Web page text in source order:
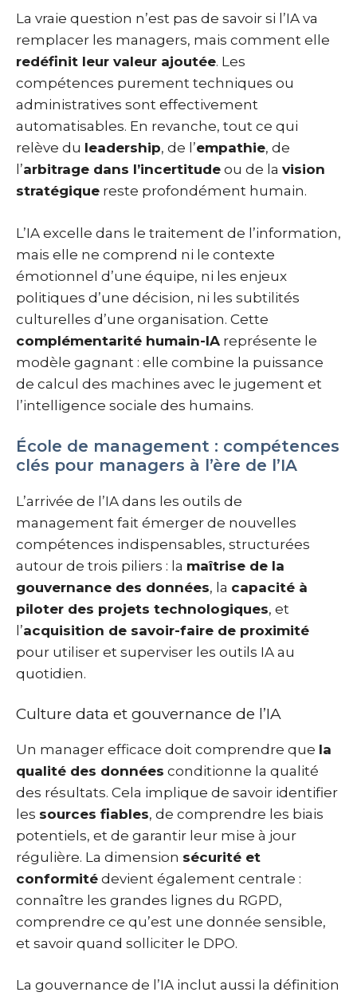
La vraie question n’est pas de savoir si l’IA va
remplacer les managers, mais comment elle
redéfinit leur valeur ajoutée. Les
compétences purement techniques ou
administratives sont effectivement
automatisables. En revanche, tout ce qui
relève du leadership, de l’empathie, de
l’arbitrage dans l’incertitude ou de la vision
stratégique reste profondément humain.
L’IA excelle dans le traitement de l’information,
mais elle ne comprend ni le contexte
émotionnel d’une équipe, ni les enjeux
politiques d’une décision, ni les subtilités
culturelles d’une organisation. Cette
complémentarité humain-IA représente le
modèle gagnant : elle combine la puissance
de calcul des machines avec le jugement et
l’intelligence sociale des humains.
École de management : compétences
clés pour managers à l’ère de l’IA
L’arrivée de l’IA dans les outils de
management fait émerger de nouvelles
compétences indispensables, structurées
autour de trois piliers : la maîtrise de la
gouvernance des données, la capacité à
piloter des projets technologiques, et
l’acquisition de savoir-faire de proximité
pour utiliser et superviser les outils IA au
quotidien.
Culture data et gouvernance de l’IA
Un manager efficace doit comprendre que la
qualité des données conditionne la qualité
des résultats. Cela implique de savoir identifier
les sources fiables, de comprendre les biais
potentiels, et de garantir leur mise à jour
régulière. La dimension sécurité et
conformité devient également centrale :
connaître les grandes lignes du RGPD,
comprendre ce qu’est une donnée sensible,
et savoir quand solliciter le DPO.
La gouvernance de l’IA inclut aussi la définition